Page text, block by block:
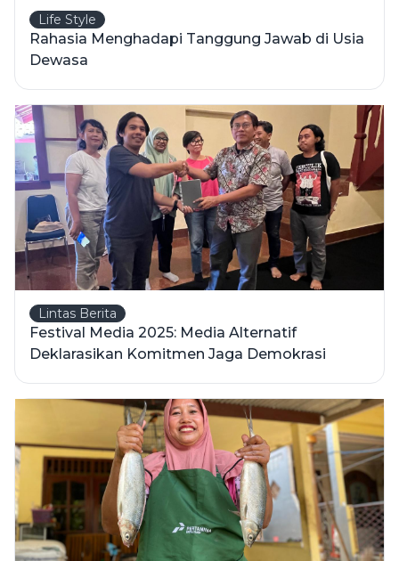
Life Style
Rahasia Menghadapi Tanggung Jawab di Usia
Dewasa
Lintas Berita
Festival Media 2025: Media Alternatif
Deklarasikan Komitmen Jaga Demokrasi